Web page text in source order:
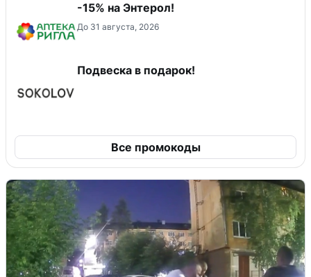
-15% на Энтерол!
До 31 августа, 2026
Подвеска в подарок!
Все промокоды